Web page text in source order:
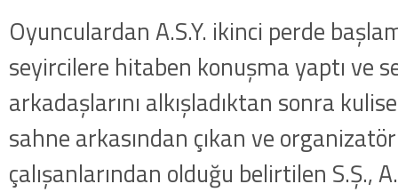
Oyunculardan A.S.Y. ikinci perde
seyircilere hitaben konuşma yaptı ve
arkadaşlarını alkışladıktan sonra
sahne arkasından çıkan ve
çalışanlarından olduğu belirtilen S.Ş.,